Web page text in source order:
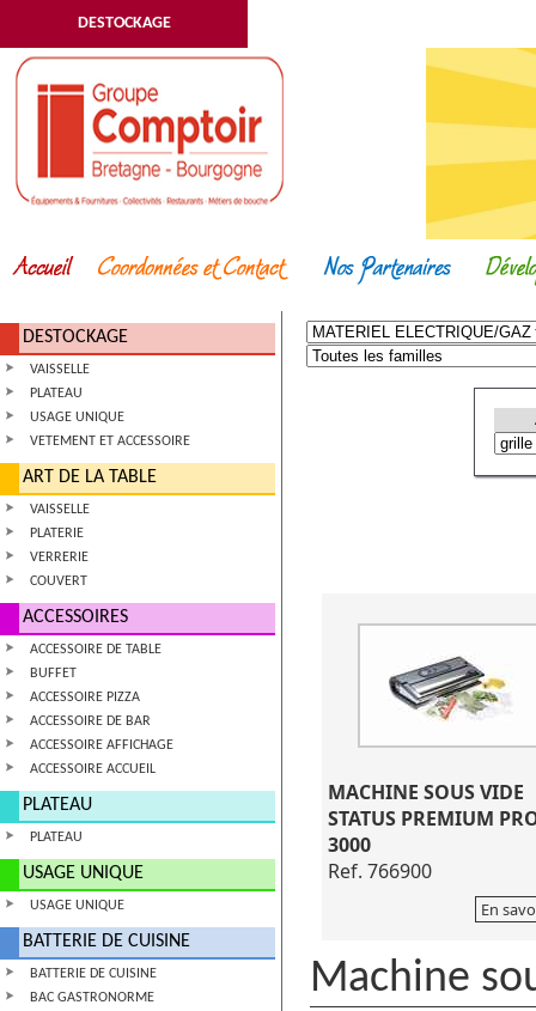
DESTOCKAGE
DESTOCKAGE
VAISSELLE
PLATEAU
USAGE UNIQUE
VETEMENT ET ACCESSOIRE
ART DE LA TABLE
VAISSELLE
PLATERIE
VERRERIE
COUVERT
ACCESSOIRES
ACCESSOIRE DE TABLE
BUFFET
ACCESSOIRE PIZZA
ACCESSOIRE DE BAR
ACCESSOIRE AFFICHAGE
ACCESSOIRE ACCUEIL
PLATEAU
PLATEAU
USAGE UNIQUE
USAGE UNIQUE
BATTERIE DE CUISINE
BATTERIE DE CUISINE
BAC GASTRONORME
MACHINE SOUS VIDE
STATUS PREMIUM
3000
Ref. 766900
En
Machine